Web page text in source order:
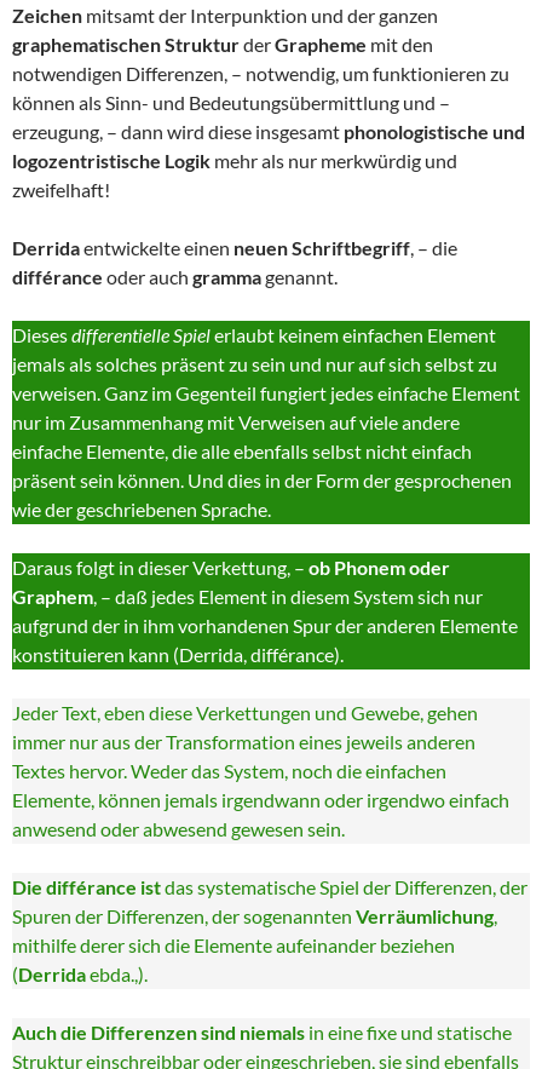
Zeichen mitsamt der Interpunktion und der ganzen
graphematischen StrukturderGrapheme mit den
notwendigen Differenzen, – notwendig, um funktionieren zu
können als Sinn- und Bedeutungsübermittlung und –
erzeugung, – dann wird diese insgesamt phonologistische und
logozentristische Logik mehr als nur merkwürdig und
zweifelhaft!
Derridaentwickelte einen neuen Schriftbegriff, – die
différance oder auch grammagenannt.
Diesesdifferentielle Spielerlaubt keinem einfachen Element
jemals als solches präsent zu sein und nur auf sich selbst zu
verweisen. Ganz im Gegenteil fungiert jedes einfache Element
nur im Zusammenhang mit Verweisen auf viele andere
einfache Elemente, die alle ebenfalls selbst nicht einfach
präsent sein können. Und dies in der Form der gesprochenen
wie der geschriebenen Sprache.
Daraus folgt in dieser Verkettung, – ob Phonem oder
Graphem, – daß jedes Element in diesem System sich nur
aufgrund der in ihm vorhandenen Spur der anderen Elemente
konstituieren kann (Derrida, différance).
Jeder Text, eben diese Verkettungen und Gewebe, gehen
immer nur aus der Transformation eines jeweils anderen
Textes hervor. Weder das System, noch die einfachen
Elemente, können jemals irgendwann oder irgendwo einfach
anwesend oder abwesend gewesen sein.
Die différance istdas systematische Spiel der Differenzen, der
Spuren der Differenzen, der sogenannten Verräumlichung,
mithilfe derer sich die Elemente aufeinander beziehen
(Derridaebda.,).
Auch die Differenzen sind niemals in eine fixe und statische
Struktur einschreibbar oder eingeschrieben, sie sind ebenfalls